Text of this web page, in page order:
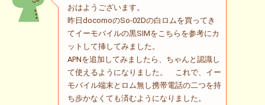
おはようございます。
昨日docomoのSo-02Dの白ロムを買ってき
てイーモバイルの黒SIMをこちらを参考にカ
ットして挿してみました。
APNを追加してみましたら、ちゃんと認識し
て使えるようになりました。 これで、イー
モバイル端末とロム無し携帯電話の二つを持
ち歩かなくても済むようになりました。